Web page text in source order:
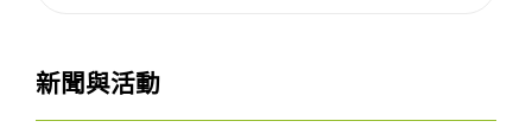
新聞與活動